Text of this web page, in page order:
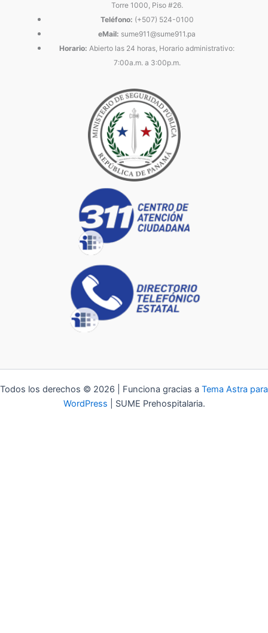
Torre 1000, Piso #26.
Teléfono: (+507) 524-0100
eMail: sume911@sume911.pa
Horario: Abierto las 24 horas, Horario administrativo:
7:00a.m. a 3:00p.m.
Todos los derechos © 2026 | Funciona gracias a Tema Astra para
WordPress | SUME Prehospitalaria.